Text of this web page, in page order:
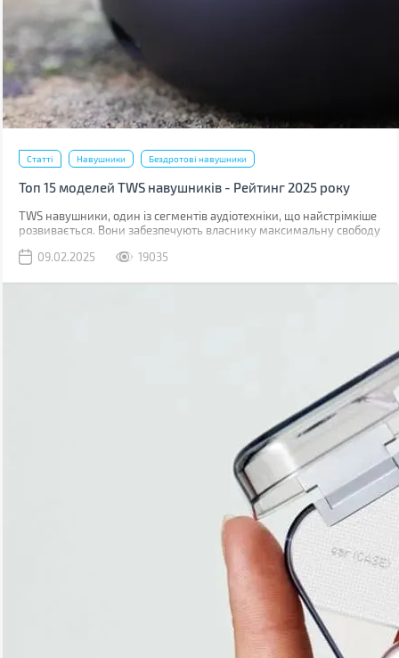
Статті Навушники Бездротові навушники
Топ 15 моделей TWS навушників - Рейтинг 2025 року
TWS навушники, один із сегментів аудіотехніки, що найстрімкіше
розвивається. Вони забезпечують власнику максимальну свободу
навіть бюджетні моделі з підтримкою Hi-Res кодеків.
09.02.2025 19035